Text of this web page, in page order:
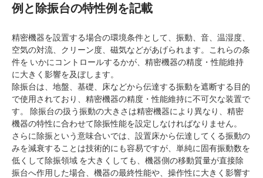
例と除振台の特性例を記載
精密機器を設置する場合の環境条件として、振動、音、温湿度、
空気の対流、クリーン度、磁気などがあげられます。これらの条
件を いかにコントロールするかが、精密機器の精度・性能維持
に大きく影響を及ぼします。
除振台は、地盤、基礎、床などから伝達する振動を遮断する目的
で使用されており、精密機器の精度・性能維持に不可欠な装置で
す。 除振台の扱う振動の大きさは精密機器により異なり、精密
機器の特性に合わせて除振性能を設定しなければなりません。
さらに除振という意味合いでは、設置床から伝達してくる振動の
みを減衰することは技術的にも容易ですが、単純に固有振動数を
低くして除振領域 を大きくしても、機器側の移動質量が直接除
振台へ作用した場合、機器の最終性能や、操作性に大きく影響す